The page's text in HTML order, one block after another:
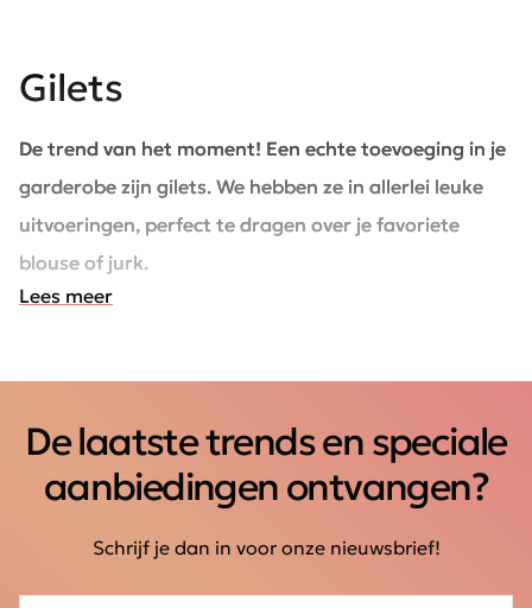
Gilets
De trend van het moment! Een echte toevoeging in je
garderobe zijn gilets. We hebben ze in allerlei leuke
uitvoeringen, perfect te dragen over je favoriete
blouse of jurk.
Lees meer
De laatste trends en speciale
aanbiedingen ontvangen?
Schrijf je dan in voor onze nieuwsbrief!